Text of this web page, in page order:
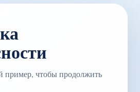
пример, чтобы продолжить